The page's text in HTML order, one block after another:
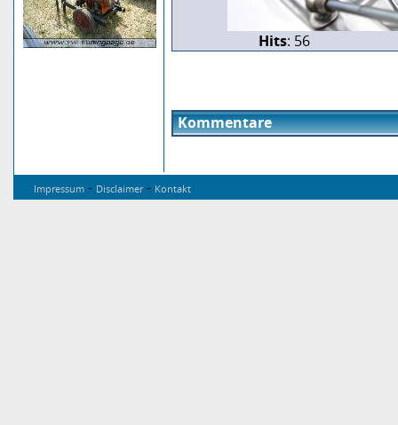
Hits: 56
Kommentare
Impressum - Disclaimer- Kontakt